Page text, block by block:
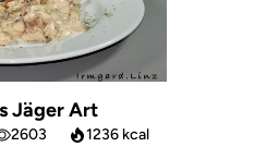
Jäger Art
2603 1236 kcal